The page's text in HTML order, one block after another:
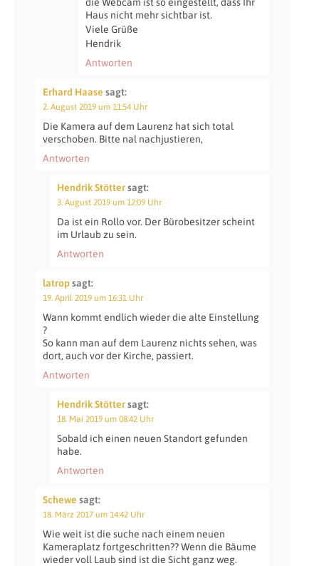
die Webcam ist so eingestellt, dass Ihr
Haus nicht mehr sichtbar ist.
Viele Grüße
Hendrik
Antworten
Erhard Haase sagt:
2. August 2019 um 11:54 Uhr
Die Kamera auf dem Laurenz hat sich total
verschoben. Bitte nal nachjustieren,
Antworten
Hendrik Stöttersagt:
3. August 2019 um 12:09 Uhr
Da ist ein Rollo vor. Der Bürobesitzer scheint
im Urlaub zu sein.
Antworten
latropsagt:
19. April 2019 um 16:31 Uhr
Wann kommt endlich wieder die alte Einstellung
?
So kann man auf dem Laurenz nichts sehen, was
dort, auch vor der Kirche, passiert.
Antworten
Hendrik Stöttersagt:
18. Mai 2019 um 08:42 Uhr
Sobald ich einen neuen Standort gefunden
habe.
Antworten
Schewe sagt:
18. März 2017 um 14:42 Uhr
Wie weit ist die suche nach einem neuen
Kameraplatz fortgeschritten?? Wenn die Bäume
wieder voll Laub sind ist die Sicht ganz weg.